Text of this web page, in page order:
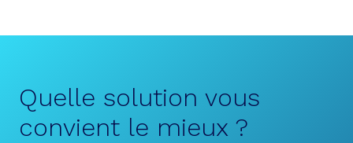
Quelle solution vous
convient le mieux ?